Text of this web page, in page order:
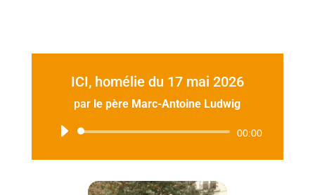
ICI, homélie du 17 mai 2026
par le père Marc-Antoine Ludwig
Lecteur
00:00